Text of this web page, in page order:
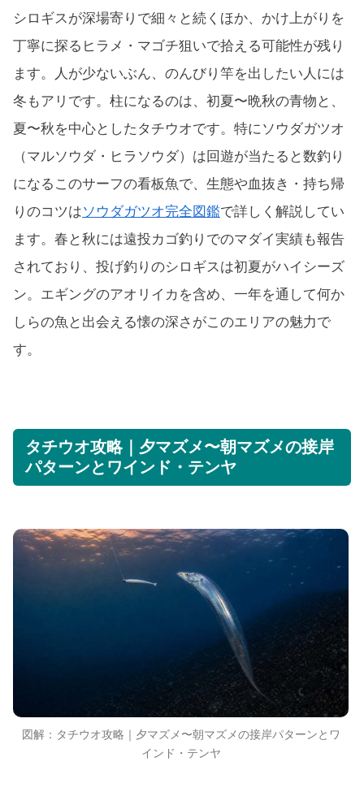
シロギスが深場寄りで細々と続くほか、かけ上がりを
丁寧に探るヒラメ・マゴチ狙いで拾える可能性が残り
ます。人が少ないぶん、のんびり竿を出したい人には
冬もアリです。柱になるのは、初夏〜晩秋の青物と、
夏〜秋を中心としたタチウオです。特にソウダガツオ
（マルソウダ・ヒラソウダ）は回遊が当たると数釣り
になるこのサーフの看板魚で、生態や血抜き・持ち帰
りのコツはソウダガツオ完全図鑑で詳しく解説してい
ます。春と秋には遠投カゴ釣りでのマダイ実績も報告
されており、投げ釣りのシロギスは初夏がハイシーズ
ン。エギングのアオリイカを含め、一年を通して何か
しらの魚と出会える懐の深さがこのエリアの魅力で
す。
タチウオ攻略｜夕マズメ〜朝マズメの接岸
パターンとワインド・テンヤ
図解：タチウオ攻略｜夕マズメ〜朝マズメの接岸パターンとワ
インド・テンヤ